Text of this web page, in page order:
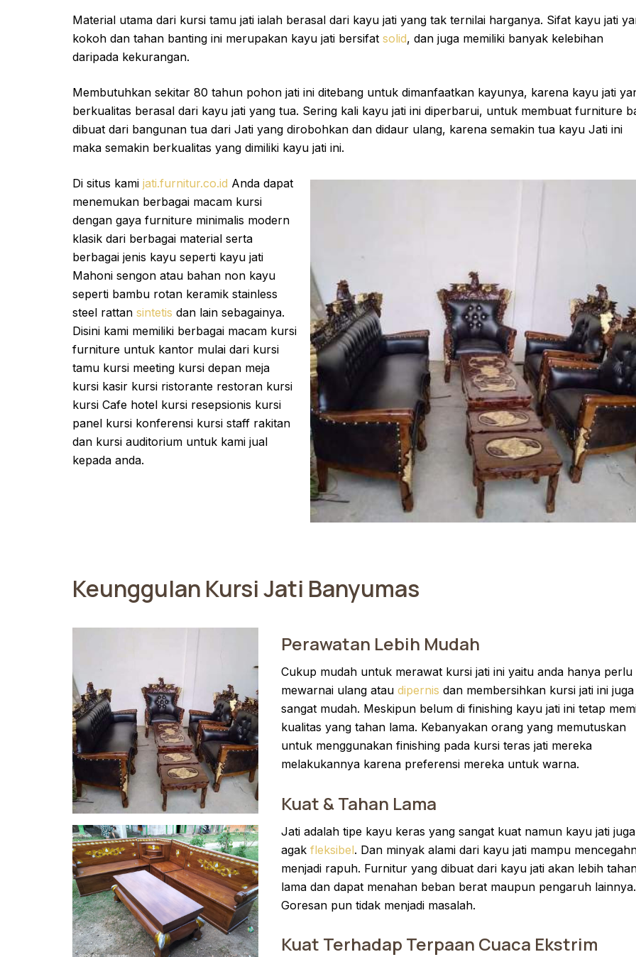
Material utama dari kursi tamu jati ialah berasal dari kayu jati yang tak ternilai harganya. Sifat kayu jati
kokoh dan tahan banting ini merupakan kayu jati bersifat solid, dan juga memiliki banyak kelebihan
daripada kekurangan.
Membutuhkan sekitar 80 tahun pohon jati ini ditebang untuk dimanfaatkan kayunya, karena kayu jati
berkualitas berasal dari kayu jati yang tua. Sering kali kayu jati ini diperbarui, untuk membuat furniture
dibuat dari bangunan tua dari Jati yang dirobohkan dan didaur ulang, karena semakin tua kayu Jati ini
maka semakin berkualitas yang dimiliki kayu jati ini.
Di situs kami jati.furnitur.co.id Anda dapat
menemukan berbagai macam kursi
dengan gaya furniture minimalis modern
klasik dari berbagai material serta
berbagai jenis kayu seperti kayu jati
Mahoni sengon atau bahan non kayu
seperti bambu rotan keramik stainless
steel rattan sintetis dan lain sebagainya.
Disini kami memiliki berbagai macam kursi
furniture untuk kantor mulai dari kursi
tamu kursi meeting kursi depan meja
kursi kasir kursi ristorante restoran kursi
kursi Cafe hotel kursi resepsionis kursi
panel kursi konferensi kursi staff rakitan
dan kursi auditorium untuk kami jual
kepada anda.
Keunggulan Kursi Jati Banyumas
Perawatan Lebih Mudah
Cukup mudah untuk merawat kursi jati ini yaitu anda hanya perlu
mewarnai ulang atau dipernis dan membersihkan kursi jati ini juga
sangat mudah. Meskipun belum di finishing kayu jati ini tetap
kualitas yang tahan lama. Kebanyakan orang yang memutuskan
untuk menggunakan finishing pada kursi teras jati mereka
melakukannya karena preferensi mereka untuk warna.
Kuat & Tahan Lama
Jati adalah tipe kayu keras yang sangat kuat namun kayu jati juga
agak fleksibel. Dan minyak alami dari kayu jati mampu
menjadi rapuh. Furnitur yang dibuat dari kayu jati akan lebih
lama dan dapat menahan beban berat maupun pengaruh lainnya.
Goresan pun tidak menjadi masalah.
Kuat Terhadap Terpaan Cuaca Ekstrim